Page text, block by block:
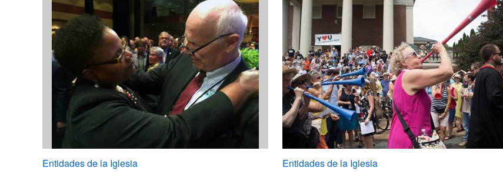
Entidades de la Iglesia Entidades de la Iglesia